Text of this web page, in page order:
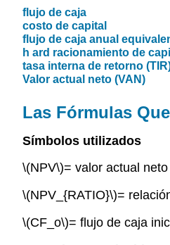
flujo de caja
costo de capital
flujo de caja anual
h ard racionamiento de
tasa interna de retorno
Valor actual neto (VAN)
Las Fórmulas
Símbolos utilizados
\(NPV\)= valor actual neto
\(NPV_{RATIO}\)=
\(CF_o\)= flujo de caja